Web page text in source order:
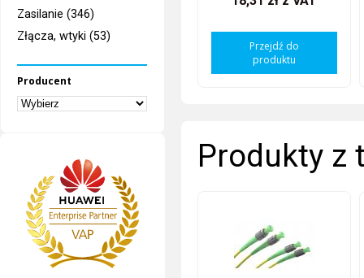
Zasilanie (346)
Złącza, wtyki (53)
Producent
Przejdź do
produktu
Produkty z